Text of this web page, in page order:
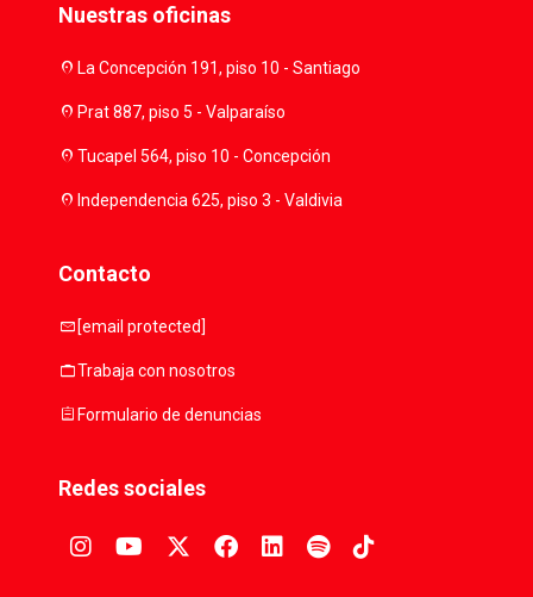
Nuestras oficinas
location_onLa Concepción 191, piso 10 - Santiago
location_onPrat 887, piso 5 - Valparaíso
location_onTucapel 564, piso 10 - Concepción
location_onIndependencia 625, piso 3 - Valdivia
Contacto
mail [email protected]
workTrabaja con nosotros
assignmentFormulario de denuncias
Redes sociales